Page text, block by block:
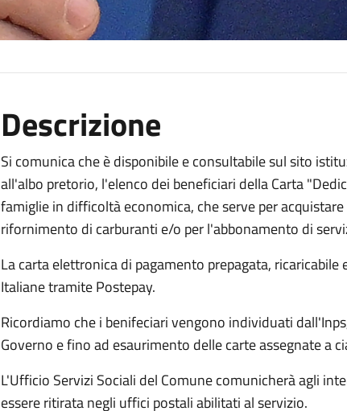
Descrizione
Si comunica che è disponibile e consultabile sul sito
all'albo pretorio, l'elenco dei beneficiari della Carta
famiglie in difficoltà economica, che serve per
rifornimento di carburanti e/o per l'abbonamento di
La carta elettronica di pagamento prepagata,
Italiane tramite Postepay.
Ricordiamo che i benifeciari vengono individuati
Governo e fino ad esaurimento delle carte assegnate a
L'Ufficio Servizi Sociali del Comune comunicherà agli
essere ritirata negli uffici postali abilitati al servizio.